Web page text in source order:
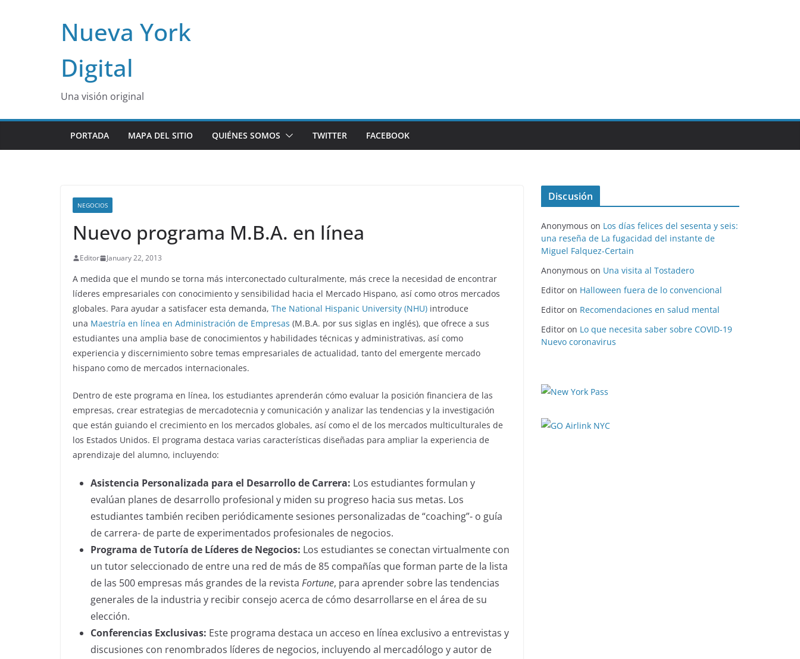
Nueva York
Digital
Una visión original
PORTADA MAPA DEL SITIO QUIÉNES SOMOS TWITTER FACEBOOK
NEGOCIOS
Nuevo programa M.B.A. en línea
Editor January 22, 2013
A medida que el mundo se torna más interconectado culturalmente, más crece la necesidad de encontrar
líderes empresariales con conocimiento y sensibilidad hacia el Mercado Hispano, así como otros mercados
globales. Para ayudar a satisfacer esta demanda, The National Hispanic University (NHU) introduce
una Maestría en línea en Administración de Empresas (M.B.A. por sus siglas en inglés), que ofrece a sus
estudiantes una amplia base de conocimientos y habilidades técnicas y administrativas, así como
experiencia y discernimiento sobre temas empresariales de actualidad, tanto del emergente mercado
hispano como de mercados internacionales.
Dentro de este programa en línea, los estudiantes aprenderán cómo evaluar la posición financiera de las
empresas, crear estrategias de mercadotecnia y comunicación y analizar las tendencias y la investigación
que están guiando el crecimiento en los mercados globales, así como el de los mercados multiculturales de
los Estados Unidos. El programa destaca varias características diseñadas para ampliar la experiencia de
aprendizaje del alumno, incluyendo:
Asistencia Personalizada para el Desarrollo de Carrera: Los estudiantes formulan y
evalúan planes de desarrollo profesional y miden su progreso hacia sus metas. Los
estudiantes también reciben periódicamente sesiones personalizadas de “coaching”- o guía
de carrera- de parte de experimentados profesionales de negocios.
Programa de Tutoría de Líderes de Negocios: Los estudiantes se conectan virtualmente con
un tutor seleccionado de entre una red de más de 85 compañías que forman parte de la lista
de las 500 empresas más grandes de la revista Fortune, para aprender sobre las tendencias
generales de la industria y recibir consejo acerca de cómo desarrollarse en el área de su
elección.
Conferencias Exclusivas: Este programa destaca un acceso en línea exclusivo a entrevistas y
discusiones con renombrados líderes de negocios, incluyendo al mercadólogo y autor de
Discusión
Anonymous on Los días felices del sesenta y seis:
una reseña de La fugacidad del instante de
Miguel Falquez-Certain
Anonymous on Una visita al Tostadero
Editor on Halloween fuera de lo convencional
Editor on Recomendaciones en salud mental
Editor on Lo que necesita saber sobre COVID-19
Nuevo coronavirus